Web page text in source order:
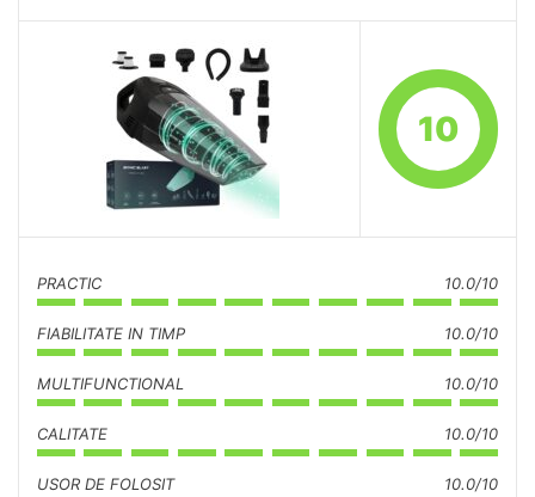
10
PRACTIC 10.0/10
FIABILITATE IN TIMP 10.0/10
MULTIFUNCTIONAL 10.0/10
CALITATE 10.0/10
USOR DE FOLOSIT 10.0/10